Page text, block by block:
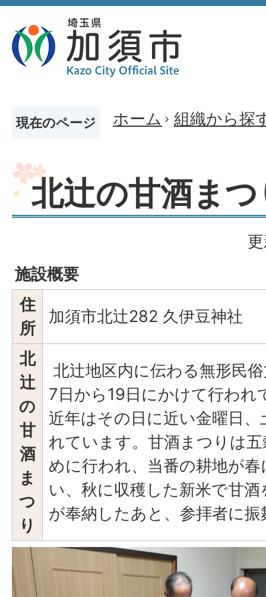
現在のページ ホーム 組織から探
北辻の甘酒ま
施設概要
住
所
加須市北辻282 久伊豆神社
北
辻
の
甘
酒
ま
つ
り
北辻地区内に伝わる無形民
7日から19日にかけて行われ
近年はその日に近い金曜日
れています。甘酒まつりは
めに行われ、当番の耕地が
い、秋に収穫した新米で甘
が奉納したあと、参拝者に